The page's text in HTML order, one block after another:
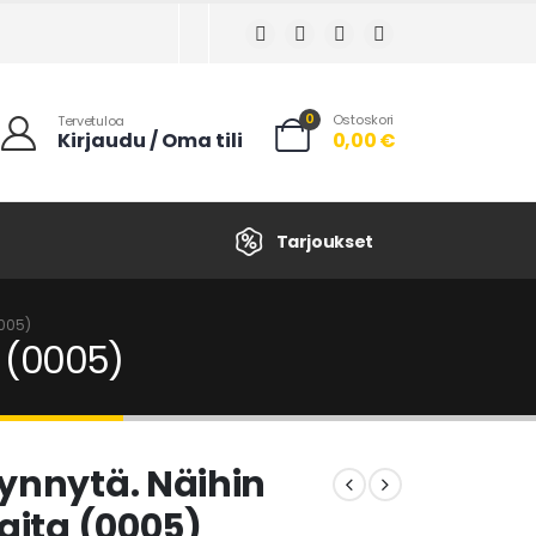
Tervetuloa
Kirjaudu / Oma tili
0 Ostoskori
0,00€
Tarjoukset
(0005)
Näihin